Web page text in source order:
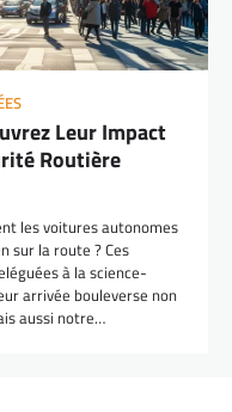
Leur Impact
Routière
les voitures autonomes
sur la route ? Ces
à la science-
arrivée bouleverse non
aussi notre…